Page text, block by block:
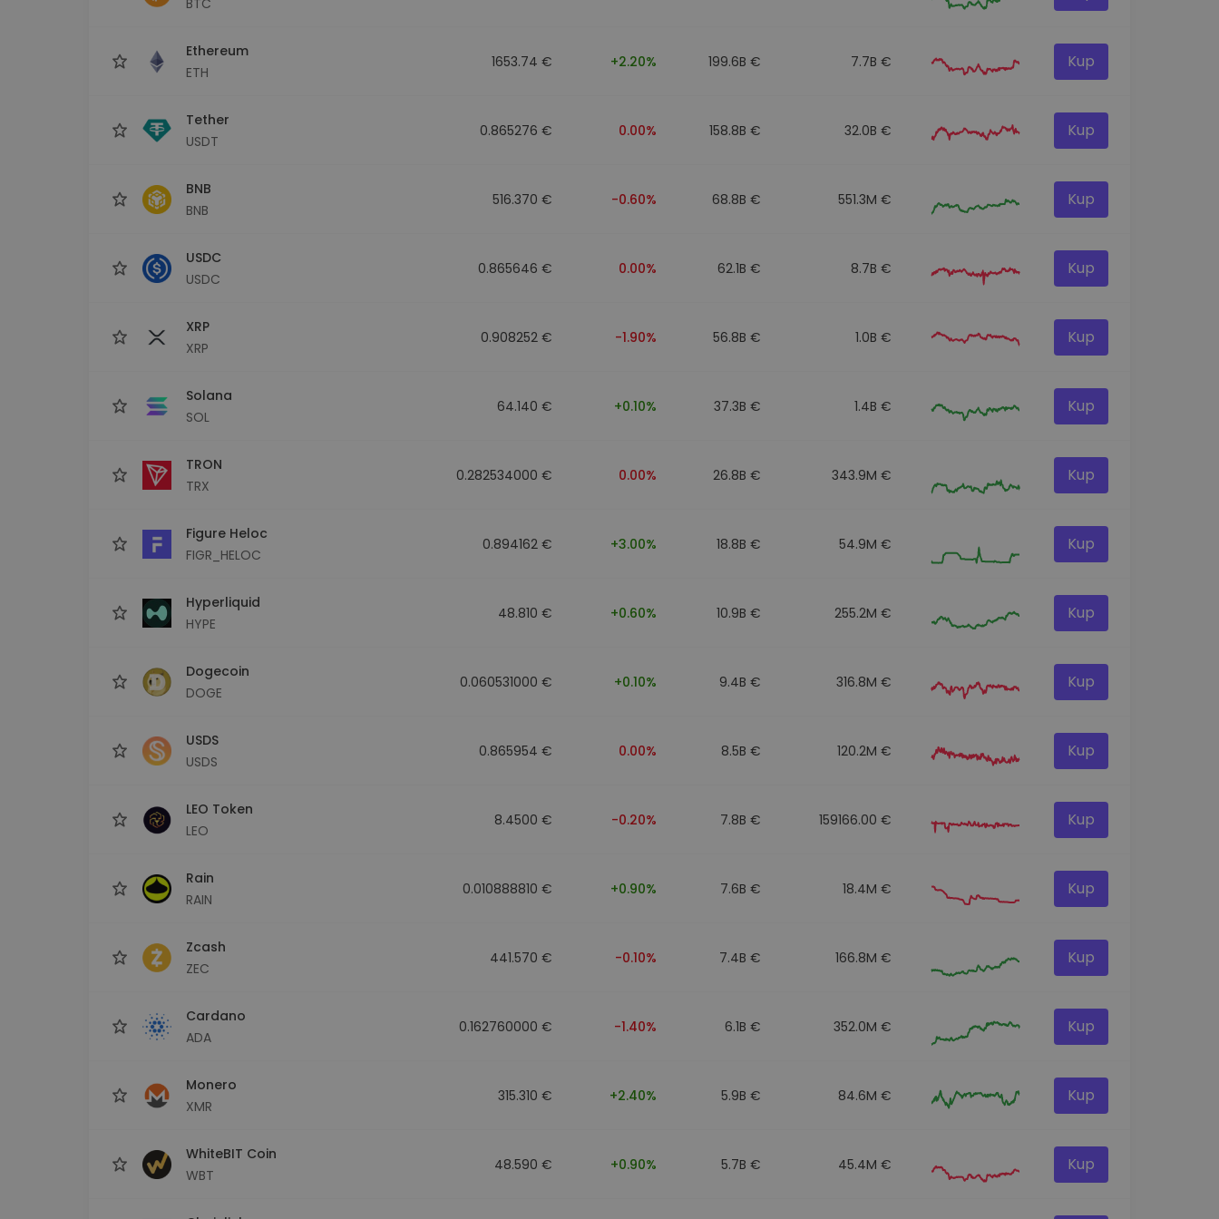
Ethereum
ETH
1653.74 € +2.20% 199.6B € 7.7B € Kup
Tether
USDT
0.865276 € 0.00% 158.8B € 32.0B € Kup
BNB
BNB
516.370 € -0.60% 68.8B € 551.3M € Kup
USDC
USDC
0.865646 € 0.00% 62.1B € 8.7B € Kup
XRP
XRP
0.908252 € -1.90% 56.8B € 1.0B € Kup
Solana
SOL
64.140 € +0.10% 37.3B € 1.4B € Kup
TRON
TRX
0.282534000 € 0.00% 26.8B € 343.9M € Kup
Figure Heloc
FIGR_HELOC
0.894162 € +3.00% 18.8B € 54.9M € Kup
Hyperliquid
HYPE
48.810 € +0.60% 10.9B € 255.2M € Kup
Dogecoin
DOGE
0.060531000 € +0.10% 9.4B € 316.8M € Kup
USDS
USDS
0.865954 € 0.00% 8.5B € 120.2M € Kup
LEO Token
LEO
8.4500 € -0.20% 7.8B € 159166.00 € Kup
Rain
RAIN
0.010888810 € +0.90% 7.6B € 18.4M € Kup
Zcash
ZEC
441.570 € -0.10% 7.4B € 166.8M € Kup
Cardano
ADA
0.162760000 € -1.40% 6.1B € 352.0M € Kup
Monero
XMR
315.310 € +2.40% 5.9B € 84.6M € Kup
WhiteBIT Coin
WBT
48.590 € +0.90% 5.7B € 45.4M € Kup